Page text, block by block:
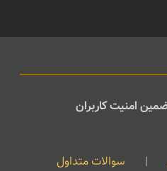
امنیت کاربران
| سوالات متداول